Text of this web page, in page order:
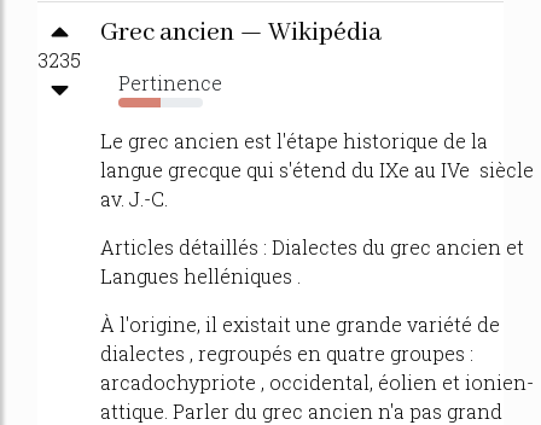
3235
Grec ancien — Wikipédia
Pertinence
50%
Le grec ancien est l'étape historique de la
langue grecque qui s'étend du IXe au IVe siècle
av. J.-C.
Articles détaillés : Dialectes du grec ancien et
Langues helléniques .
À l'origine, il existait une grande variété de
dialectes , regroupés en quatre groupes :
arcadochypriote , occidental, éolien et ionien-
attique. Parler du grec ancien n'a pas grand